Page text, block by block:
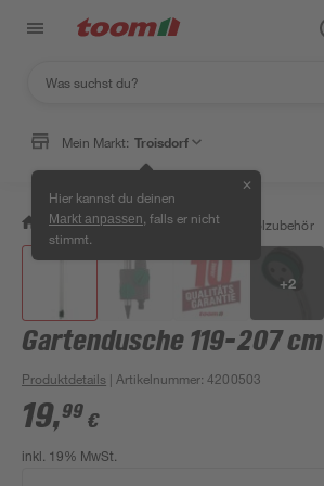
Mein Markt: Troisdorf
Hier kannst du deinen
Markt anpassen , falls er nicht
stimmt.
✕
/ Garten & Freizeit / Pools & Poolzubehör
+2
Gartendusche 119-207 cm
Produktdetails | Artikelnummer:4200503
19,99 €
inkl. 19% MwSt.